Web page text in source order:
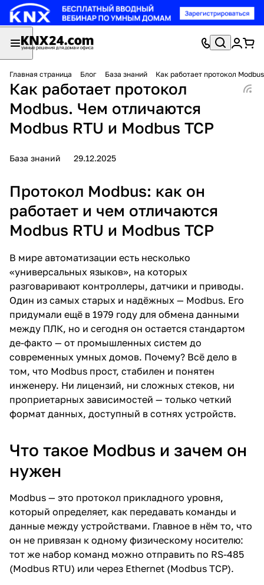
Главная страница Блог База знаний Как работает протокол
Как работает протокол
Modbus. Чем отличаются
Modbus RTU и Modbus TCP
База знаний 29.12.2025
Протокол Modbus: как он
работает и чем отличаются
Modbus RTU и Modbus TCP
В мире автоматизации есть несколько
«универсальных языков», на которых
разговаривают контроллеры, датчики и приводы.
Один из самых старых и надёжных — Modbus. Его
придумали ещё в 1979 году для обмена данными
между ПЛК, но и сегодня он остается стандартом
де-факто — от промышленных систем до
современных умных домов. Почему? Всё дело в
том, что Modbus прост, стабилен и понятен
инженеру. Ни лицензий, ни сложных стеков, ни
проприетарных зависимостей — только четкий
формат данных, доступный в сотнях устройств.
Что такое Modbus и зачем он
нужен
Modbus — это протокол прикладного уровня,
который определяет, как передавать команды и
данные между устройствами. Главное в нём то, что
он не привязан к одному физическому носителю:
тот же набор команд можно отправить по RS-485
(Modbus RTU) или через Ethernet (Modbus TCP).